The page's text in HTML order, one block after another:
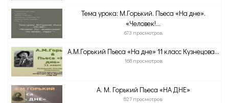
Тема урока: М.Горький. Пьеса «На дне».
«Человек!...
673 просмотров
А.М.Горький Пьеса «На дне» 11 класс Кузнецова...
168 просмотров
А. М. Горький Пьеса «НА ДНЕ»
827 просмотров